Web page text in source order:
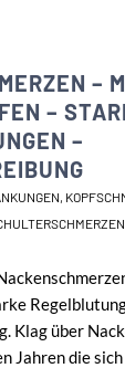
–
–
–
,
Klag über
Jahren die